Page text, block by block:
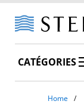
CATÉGORIES
Home